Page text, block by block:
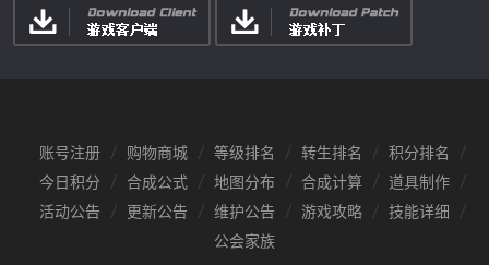
账号注册 购物商城 等级排名 转生排名
积分排名
今日积分
合成公式 地图分布 合成计算
道具制作
活动公告
更新公告 维护公告 游戏攻略
技能详细
公会家族